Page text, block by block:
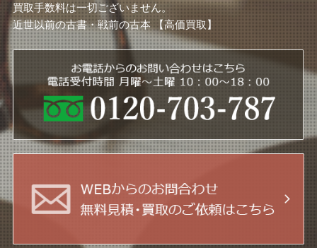
買取手数料は一切ございません。
近世以前の古書・戦前の古本 【高価買取】